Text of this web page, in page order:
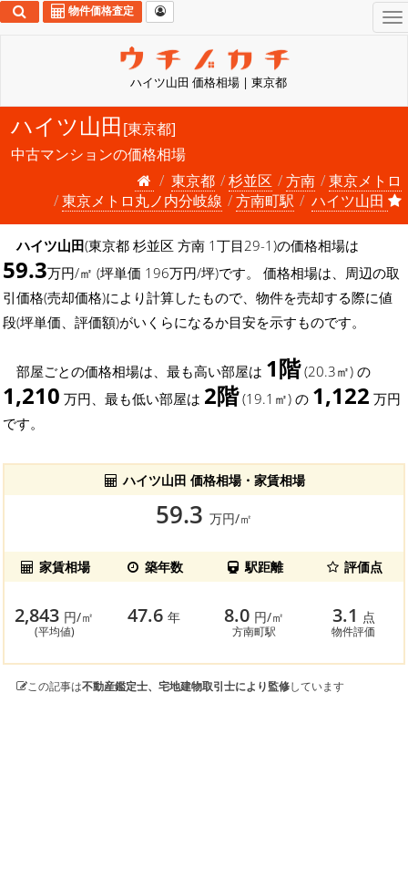
ハイツ山田 価格相場 | 東京都
物件価格査定
ハイツ山田[東京都]
中古マンションの価格相場
東京都
杉並区 方南
東京メトロ
東京メトロ丸ノ内分岐線
方南町駅 ハイツ山田
ハイツ山田(東京都 杉並区 方南 1丁目29-1)の価格相場は
59.3万円/㎡ (坪単価 196万円/坪)です。 価格相場は、周辺の取
引価格(売却価格)により計算したもので、物件を売却する際に値
段(坪単価、評価額)がいくらになるか目安を示すものです。
部屋ごとの価格相場は、最も高い部屋は 1階(20.3㎡) の
1,210 万円、最も低い部屋は 2階(19.1㎡) の 1,122 万円
です。
ハイツ山田 価格相場・家賃相場
59.3 万円/㎡
家賃相場 築年数 駅距離 評価点
2,843 円/㎡
(平均値)
47.6年 8.0 円/㎡
方南町駅
3.1 点
物件評価
この記事は不動産鑑定士、宅地建物取引士により監修しています